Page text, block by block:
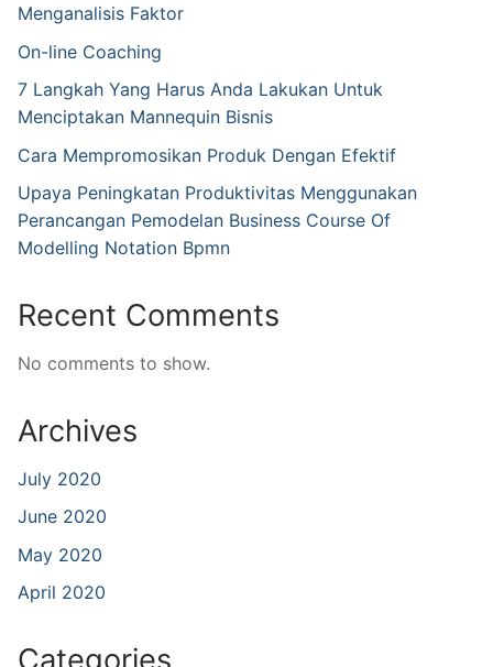
Menganalisis Faktor
On-line Coaching
7 Langkah Yang Harus Anda Lakukan Untuk
Menciptakan Mannequin Bisnis
Cara Mempromosikan Produk Dengan Efektif
Upaya Peningkatan Produktivitas Menggunakan
Perancangan Pemodelan Business Course Of
Modelling Notation Bpmn
Recent Comments
No comments to show.
Archives
July 2020
June 2020
May 2020
April 2020